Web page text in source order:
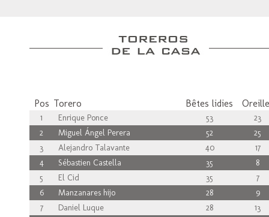
Pos Torero Bêtes lidies
1 Enrique Ponce 53
23
2
Miguel Ángel Perera 52
25
3
Alejandro Talavante 40
17
4
Sébastien Castella 35
8
5
El Cid 35
7
6
Manzanares hijo 28
9
7
Daniel Luque 28
13